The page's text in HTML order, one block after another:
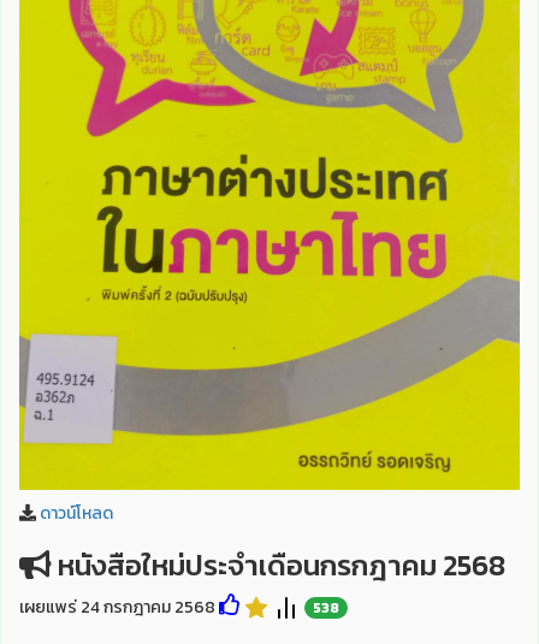
ดาวน์โหลด
หนังสือใหม่ประจำเดือนกรกฎาคม 2568
เผยแพร่ 24 กรกฎาคม 2568 538